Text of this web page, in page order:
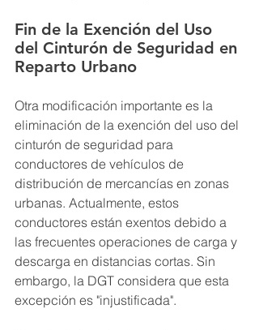
Fin de la Exención del Uso
del Cinturón de Seguridad en
Reparto Urbano
Otra modificación importante es la
eliminación de la exención del uso del
cinturón de seguridad para
conductores de vehículos de
distribución de mercancías en zonas
urbanas. Actualmente, estos
conductores están exentos debido a
las frecuentes operaciones de carga y
descarga en distancias cortas. Sin
embargo, la DGT considera que esta
excepción es "injustificada".